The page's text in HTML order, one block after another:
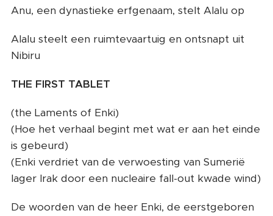
Anu, een dynastieke erfgenaam, stelt Alalu op
Alalu steelt een ruimtevaartuig en ontsnapt uit
Nibiru
THE FIRST TABLET
(the Laments of Enki)
(Hoe het verhaal begint met wat er aan het einde
is gebeurd)
(Enki verdriet van de verwoesting van Sumerië
lager Irak door een nucleaire fall-out kwade wind)
De woorden van de heer Enki, de eerstgeboren